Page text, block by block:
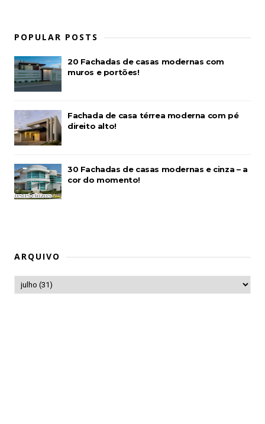
POPULAR POSTS
20 Fachadas de casas modernas com
muros e portões!
Fachada de casa térrea moderna com pé
direito alto!
30 Fachadas de casas modernas e cinza – a
cor do momento!
ARQUIVO